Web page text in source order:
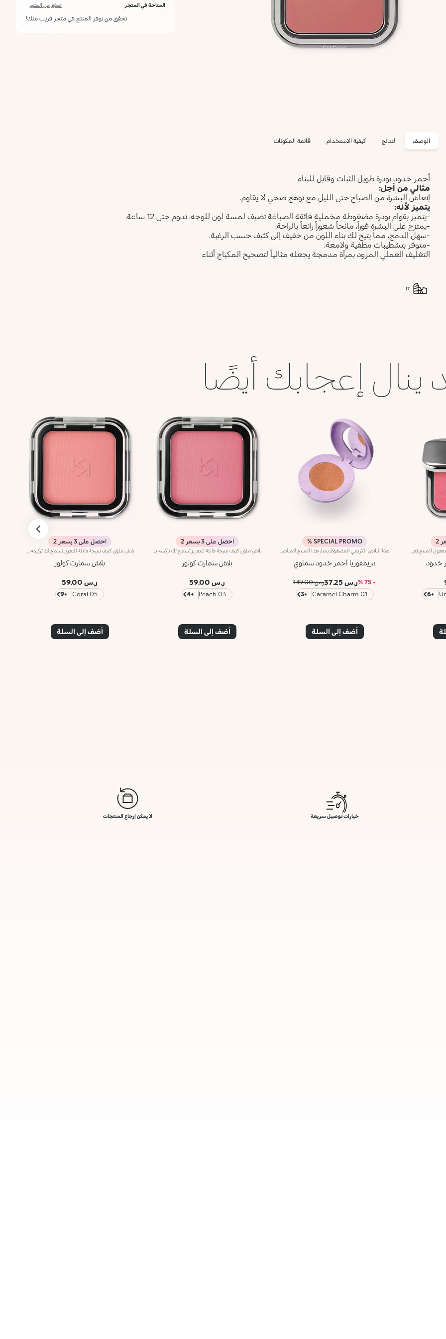
المتاحة في المتجر تحقق من المتجر
تحقق من توفر المنتج في متجر قريب منك!
الوصف النتائج كيفية الاستخدام قائمة المكونات
أحمر خدود بودرة طويل الثبات وقابل للبناء
مثالي من أجل:
إنعاش البشرة من الصباح حتى الليل مع توهج صحي لا يقاوم.
يتميز لأنه:
-يتميز بقوام بودرة مضغوطة مخملية فائقة الصباغة تضيف لمسة لون للوجه، تدوم حتى 12 ساعة.
-يمتزج على البشرة فوراً، مانحاً شعوراً رائعاً بالراحة.
-سهل الدمج، مما يتيح لك بناء اللون من خفيف إلى كثيف حسب الرغبة.
-متوفر بتشطيبات مطفية ولامعة.
التغليف العملي المزود بمرآة مدمجة يجعله مثالياً لتصحيح المكياج أثناء
IT
ينال إعجابك أيضًا
خدود
+6
SPECIAL PROMO %
دريمفوريا أحمر خدود سماوي
- 75 % ر.س 37.25
ر.س 149.00
01 Caramel Charm
+3
أضف إلى السلة
احصل على 3 بسعر 2
بلاش سمارت كولور
ر.س 59.00
03 Peach
+4
أضف إلى السلة
احصل على 3 بسعر 2
بلاش سمارت كولور
ر.س 59.00
05 Coral
+9
أضف إلى السلة
خيارات توصيل سريعة لا يمكن إرجاع المنتجات